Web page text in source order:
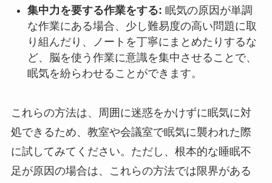
集中力を要する作業をする: 眠気の原因が単調
な作業にある場合、少し難易度の高い問題に取
り組んだり、ノートを丁寧にまとめたりするな
ど、脳を使う作業に意識を集中させることで、
眠気を紛らわせることができます。
これらの方法は、周囲に迷惑をかけずに眠気に対
処できるため、教室や会議室で眠気に襲われた際
に試してみてください。ただし、根本的な睡眠不
足が原因の場合は、これらの方法では限界がある